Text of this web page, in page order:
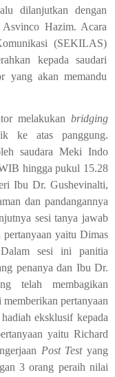
dilanjutkan dengan
Asvinco Hazim. Acara
(SEKILAS)
kepada saudari
yang akan memandu
melakukan bridging
ke atas panggung.
saudara Meki Indo
hingga pukul 15.28
Ibu Dr. Gushevinalti,
dan pandangannya
sesi tanya jawab
yaitu Dimas
sesi ini panitia
penanya dan Ibu Dr.
telah membagikan
pertanyaan
eksklusif kepada
yaitu Richard
Post Testyang
3 orang peraih nilai